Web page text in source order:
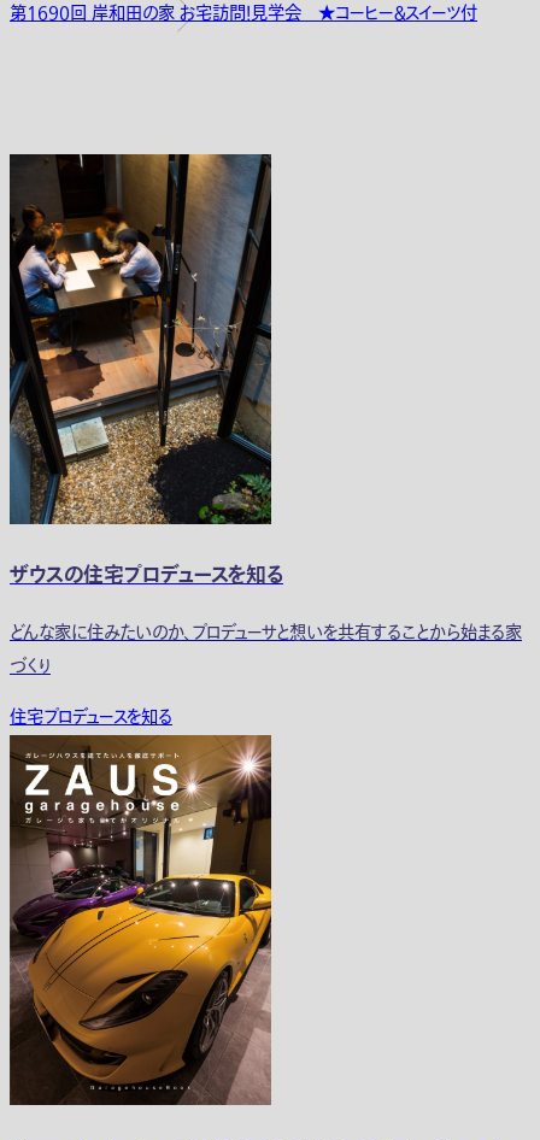
第1690回 岸和田の家 お宅訪問！見学会 ★コーヒー＆スイーツ付
ザウスの住宅プロデュースを知る
どんな家に住みたいのか、プロデューサと想いを共有することから始まる家
づくり
住宅プロデュースを知る